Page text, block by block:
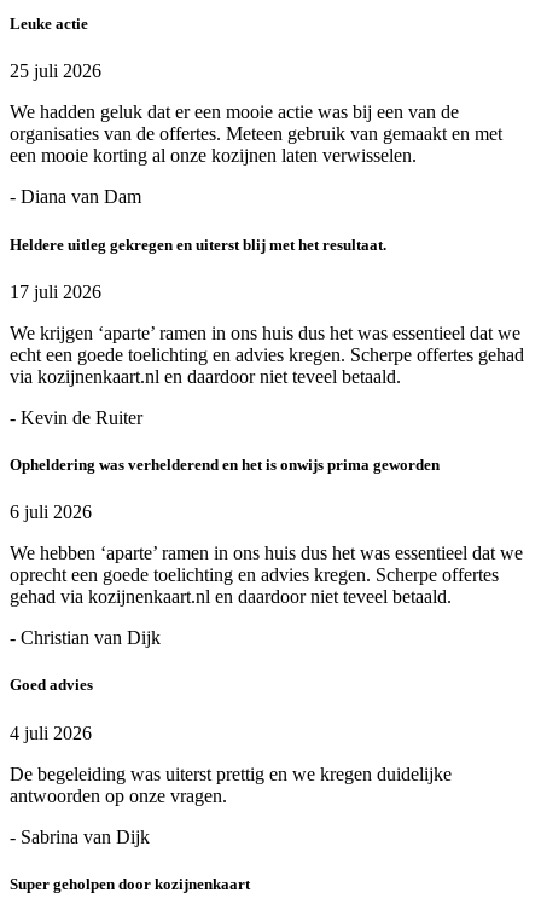
Leuke actie
25 juli 2026
We hadden geluk dat er een mooie actie was bij een van de
organisaties van de offertes. Meteen gebruik van gemaakt en met
een mooie korting al onze kozijnen laten verwisselen.
- Diana van Dam
Heldere uitleg gekregen en uiterst blij met het resultaat.
17 juli 2026
We krijgen ‘aparte’ ramen in ons huis dus het was essentieel dat we
echt een goede toelichting en advies kregen. Scherpe offertes gehad
via kozijnenkaart.nl en daardoor niet teveel betaald.
- Kevin de Ruiter
Opheldering was verhelderend en het is onwijs prima geworden
6 juli 2026
We hebben ‘aparte’ ramen in ons huis dus het was essentieel dat we
oprecht een goede toelichting en advies kregen. Scherpe offertes
gehad via kozijnenkaart.nl en daardoor niet teveel betaald.
- Christian van Dijk
Goed advies
4 juli 2026
De begeleiding was uiterst prettig en we kregen duidelijke
antwoorden op onze vragen.
- Sabrina van Dijk
Super geholpen door kozijnenkaart